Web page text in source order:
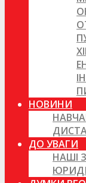
НОВИНИ
ДО УВАГИ
НАШІ